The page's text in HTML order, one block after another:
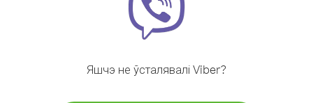
Яшчэ не ўсталявалі Viber?